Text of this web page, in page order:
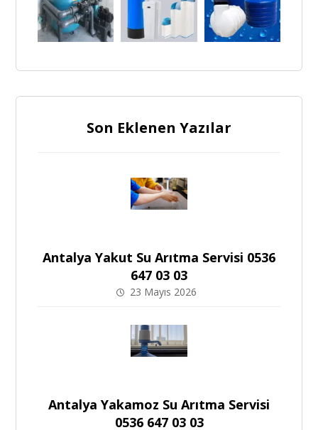
Son Eklenen Yazılar
Antalya Yakut Su Arıtma Servisi 0536
647 03 03
23 Mayıs 2026
Antalya Yakamoz Su Arıtma Servisi
0536 647 03 03